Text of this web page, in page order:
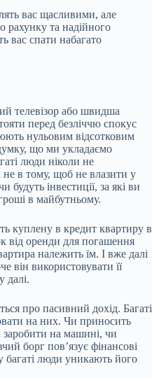
вас щасливими, але
рахунку та надійного
вас спати набагато
телевізор або швидша
перед безліччю спокус
нульовим відсотковим
що ми укладаємо
люди ніколи не
в тому, щоб не влазити у
інвестиції, за які ви
в майбутньому.
куплену в кредит квартиру в
від оренди для погашення
належить їм. І вже далі
він використовувати її
далі.
про пасивний дохід. Багаті
на них. Чи приносить
заробити на машині, чи
борг пов’язує фінансові
багаті люди уникають його